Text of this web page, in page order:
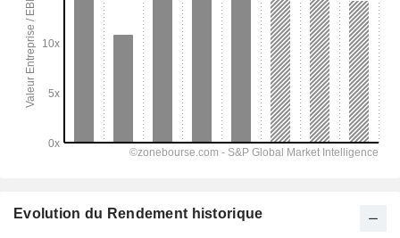
Evolution du Rendement historique